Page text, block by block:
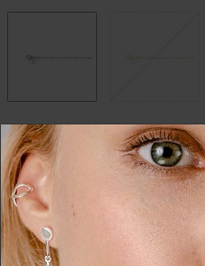
40,00 EUR*
Inhalt1
in 2-4 Tagen bei Dir
In